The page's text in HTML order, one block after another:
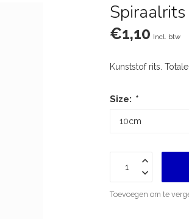
€1,10 Incl. btw
Kunststof rits.
Size: *
Toevoegen om te